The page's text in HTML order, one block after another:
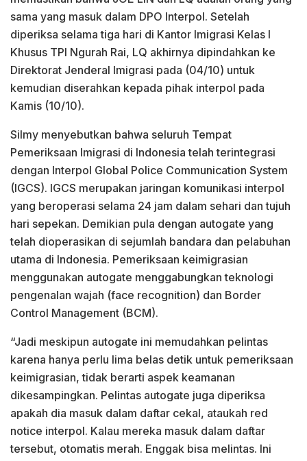
sama yang masuk dalam DPO Interpol. Setelah
diperiksa selama tiga hari di Kantor Imigrasi Kelas I
Khusus TPI Ngurah Rai, LQ akhirnya dipindahkan ke
Direktorat Jenderal Imigrasi pada (04/10) untuk
kemudian diserahkan kepada pihak interpol pada
Kamis (10/10).
Silmy menyebutkan bahwa seluruh Tempat
Pemeriksaan Imigrasi di Indonesia telah terintegrasi
dengan Interpol Global Police Communication System
(IGCS). IGCS merupakan jaringan komunikasi interpol
yang beroperasi selama 24 jam dalam sehari dan tujuh
hari sepekan. Demikian pula dengan autogate yang
telah dioperasikan di sejumlah bandara dan pelabuhan
utama di Indonesia. Pemeriksaan keimigrasian
menggunakan autogate menggabungkan teknologi
pengenalan wajah (face recognition) dan Border
Control Management (BCM).
“Jadi meskipun autogate ini memudahkan pelintas
karena hanya perlu lima belas detik untuk pemeriksaan
keimigrasian, tidak berarti aspek keamanan
dikesampingkan. Pelintas autogate juga diperiksa
apakah dia masuk dalam daftar cekal, ataukah red
notice interpol. Kalau mereka masuk dalam daftar
tersebut, otomatis merah. Enggak bisa melintas. Ini